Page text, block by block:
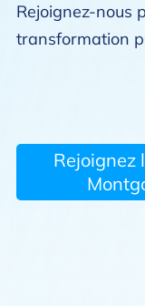
Rejoignez-nous
transformation
Rejoignez